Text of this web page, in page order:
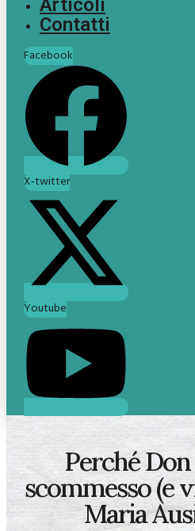
Articoli
Contatti
Facebook
X-twitter
Youtube
Perché
scommesso (e
Maria